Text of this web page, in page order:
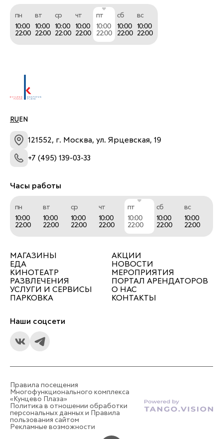
пн
10:00
22:00
вт
10:00
22:00
ср
10:00
22:00
чт
10:00
22:00
пт
10:00
22:00
сб
10:00
22:00
вс
10:00
22:00
RU EN
121552, г. Москва, ул. Ярцевская, 19
+7 (495) 139-03-33
Часы работы
пн
10:00
22:00
вт
10:00
22:00
ср
10:00
22:00
чт
10:00
22:00
пт
10:00
22:00
сб
10:00
22:00
вс
10:00
22:00
МАГАЗИНЫ
ЕДА
КИНОТЕАТР
РАЗВЛЕЧЕНИЯ
УСЛУГИ И СЕРВИСЫ
ПАРКОВКА
АКЦИИ
НОВОСТИ
МЕРОПРИЯТИЯ
ПОРТАЛ АРЕНДАТОРОВ
О НАС
КОНТАКТЫ
Наши соцсети
Правила посещения
Многофункционального комплекса
«Кунцево Плаза»
Политика в отношении обработки
персональных данных и Правила
пользования сайтом
Рекламные возможности